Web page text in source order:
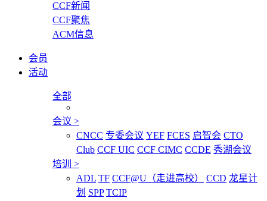
CCF新闻
CCF聚焦
ACM信息
会员
活动
全部
会议 >
CNCC 专委会议 YEF FCES 启智会 CTO
Club CCF UIC CCF CIMC CCDE 秀湖会议
培训 >
ADL TF CCF@U（走进高校） CCD 龙星计
划 SPP TCIP